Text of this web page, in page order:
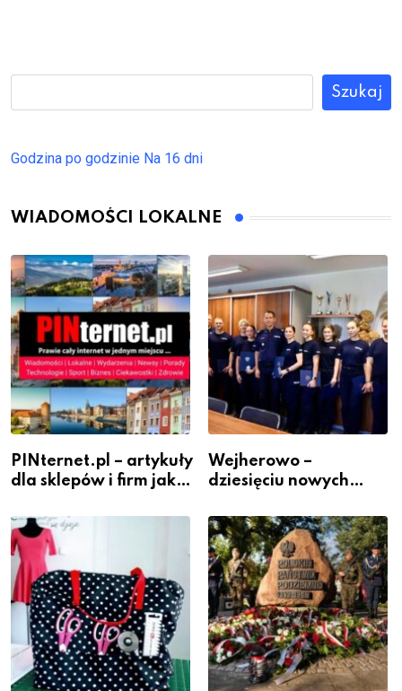
Szukaj
Godzina po godzinie Na 16 dni
WIADOMOŚCI LOKALNE
PINternet.pl – artykuły
dla sklepów i firm jako
widoczność
Wejherowo –
dziesięciu nowych
szeregach Komendy
Powiatowej